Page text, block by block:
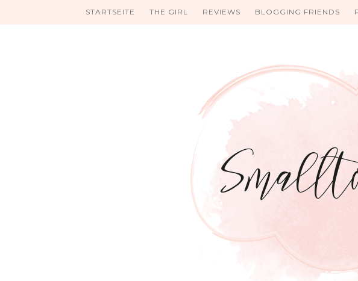
STARTSEITE THE GIRL REVIEWS BLOGGING FRIENDS